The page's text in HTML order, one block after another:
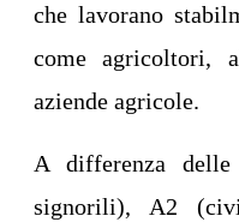
che lavorano
come agricoltori,
aziende agricole.
A differenza
signorili), A2